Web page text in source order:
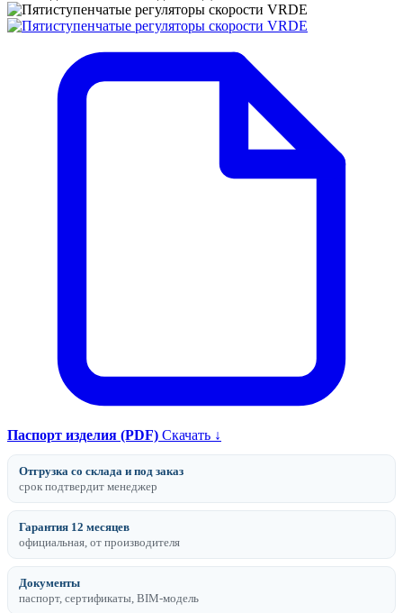
Паспорт изделия (PDF) Скачать ↓
Отгрузка со склада и под заказ
срок подтвердит менеджер
Гарантия 12 месяцев
официальная, от производителя
Документы
паспорт, сертификаты, BIM-модель